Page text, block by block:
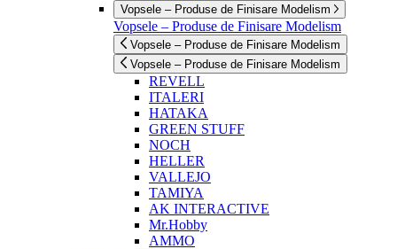
Vopsele – Produse de Finisare Modelism
Vopsele – Produse de Finisare Modelism
Vopsele – Produse de Finisare Modelism
Vopsele – Produse de Finisare Modelism
REVELL
ITALERI
HATAKA
GREEN STUFF
NOCH
HELLER
VALLEJO
TAMIYA
AK INTERACTIVE
Mr.Hobby
AMMO